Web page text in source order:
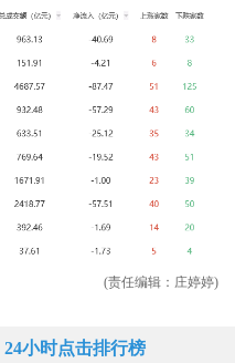
(责任编辑：庄婷婷)
24小时点击排行榜